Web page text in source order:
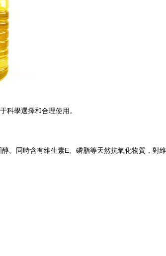
科學選擇和合理使用。
。同時含有維生素E、磷脂等天然抗氧化物質，對